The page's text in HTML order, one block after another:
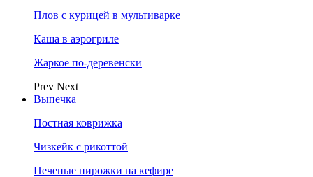
Плов с курицей в мультиварке
Каша в аэрогриле
Жаркое по-деревенски
Prev Next
Выпечка
Постная коврижка
Чизкейк с рикоттой
Печеные пирожки на кефире